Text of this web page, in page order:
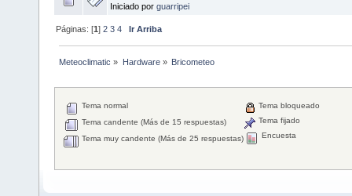
Iniciado por guarripei
Páginas: [1]2 3 4 Ir Arriba
Meteoclimatic » Hardware» Bricometeo
Tema normal
Tema candente (Más de 15 respuestas)
Tema muy candente (Más de 25 respuestas)
Tema bloqueado
Tema fijado
Encuesta